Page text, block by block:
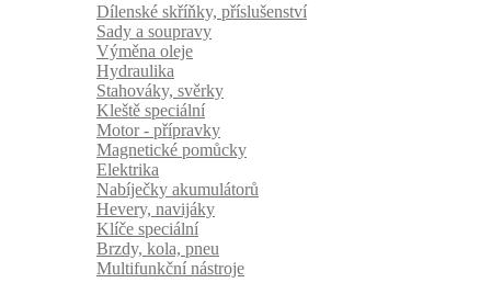
Dílenské skříňky, příslušenství
Sady a soupravy
Výměna oleje
Hydraulika
Stahováky, svěrky
Kleště speciální
Motor - přípravky
Magnetické pomůcky
Elektrika
Nabíječky akumulátorů
Hevery, navijáky
Klíče speciální
Brzdy, kola, pneu
Multifunkční nástroje